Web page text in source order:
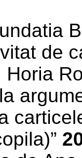
de
Horia